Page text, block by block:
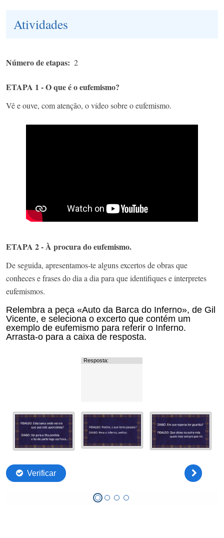
Atividades
Número de etapas 2
ETAPA 1 - O que é o eufemismo?
Vê e ouve, com atenção, o vídeo sobre o eufemismo.
ETAPA 2 - À procura do eufemismo.
De seguida, apresentamos-te alguns excertos de obras que
conheces e frases do dia a dia para que identifiques e interpretes
eufemismos.